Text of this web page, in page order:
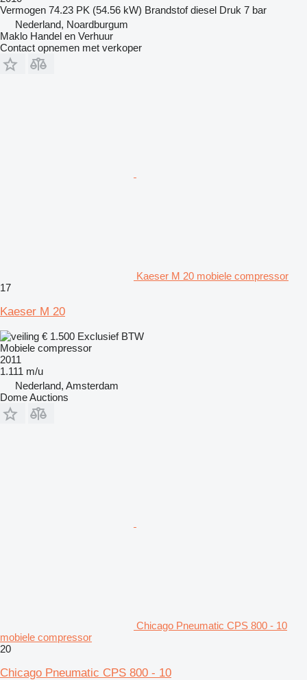
Vermogen 74.23 PK (54.56 kW) Brandstof diesel Druk 7 bar
Nederland, Noardburgum
Maklo Handel en Verhuur
Contact opnemen met verkoper
Kaeser M 20 mobiele compressor
17
Kaeser M 20
€ 1.500 Exclusief BTW
Mobiele compressor
2011
1.111 m/u
Nederland, Amsterdam
Dome Auctions
Chicago Pneumatic CPS 800 - 10
mobiele compressor
20
Chicago Pneumatic CPS 800 - 10